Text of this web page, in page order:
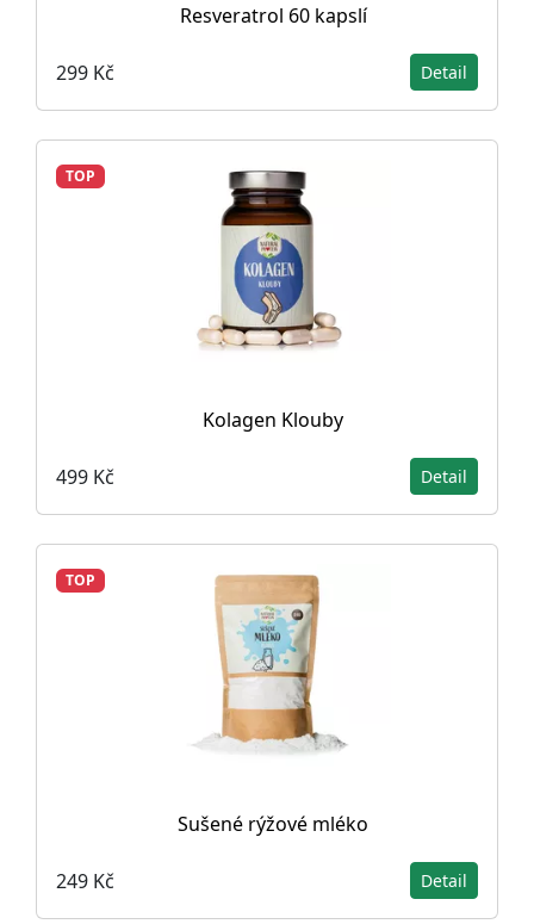
Resveratrol 60 kapslí
299 Kč Detail
TOP
Kolagen Klouby
499 Kč Detail
TOP
Sušené rýžové mléko
249 Kč Detail